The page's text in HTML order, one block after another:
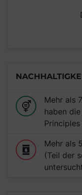
Mehr als
haben
Mehr als
(Teil der